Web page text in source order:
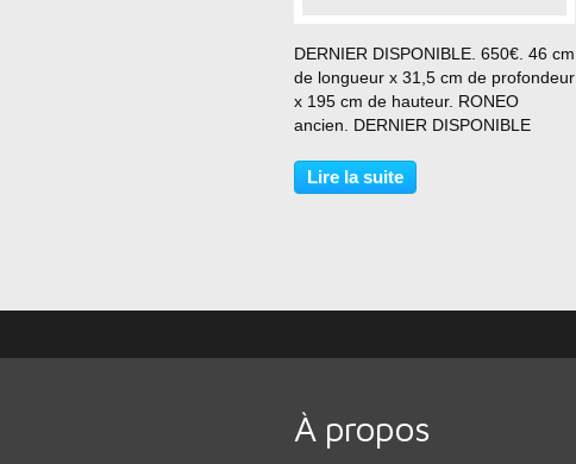
DERNIER DISPONIBLE. 650€. 46 cm
de longueur x 31,5 cm de profondeur
x 195 cm de hauteur. RONEO
ancien. DERNIER DISPONIBLE
métallique avec 10 clapets.
Élégantes poignées "bouton". Design
Lire la suite
À propos